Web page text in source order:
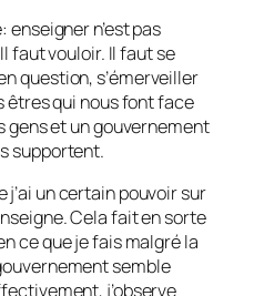
enseigner n’est pas
faut vouloir. Il faut se
question, s’émerveiller
êtres qui nous font face
gens et un gouvernement
supportent.
j’ai un certain pouvoir sur
Cela fait en sorte
ce que je fais malgré la
semble
j’observe